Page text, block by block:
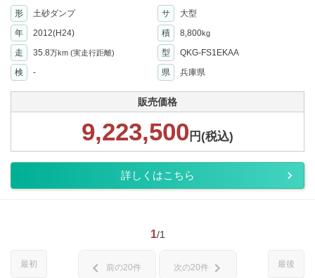
形 土砂ダンプ サ
大型
年
2012(H24) 積 8,800kg
走 35.8万km (実走行距離) 型
QKG-FS1EKAA
検
- 県 兵庫県
販売価格
9,223,500 円(税込)
詳しくはこちら
1/1
最初 最後
chevron_left 前の20件 次の20件 chevron_right